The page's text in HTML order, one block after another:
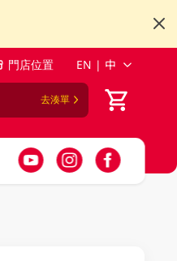
門店位置 EN | 中
去湊單